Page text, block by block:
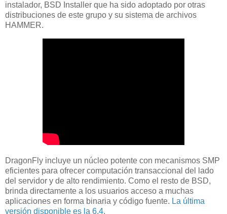
instalador, BSD Installer que ha sido adoptado por otras
distribuciones de este grupo y su sistema de archivos
HAMMER.
DragonFly incluye un núcleo potente con mecanismos SMP
eficientes para ofrecer computación transaccional del lado
del servidor y de alto rendimiento. Como el resto de BSD,
brinda directamente a los usuarios acceso a muchas
aplicaciones en forma binaria y código fuente. La última
versión disponible es la 6.4.